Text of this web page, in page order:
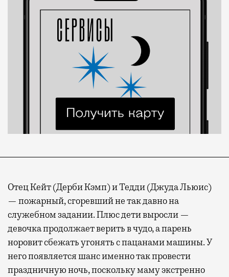
Отец Кейт (Дерби Кэмп) и Тедди (Джуда Льюис)
— пожарный, сгоревший не так давно на
служебном задании. Плюс дети выросли —
девочка продолжает верить в чудо, а парень
норовит сбежать угонять с пацанами машины. У
него появляется шанс именно так провести
праздничную ночь, поскольку маму экстренно